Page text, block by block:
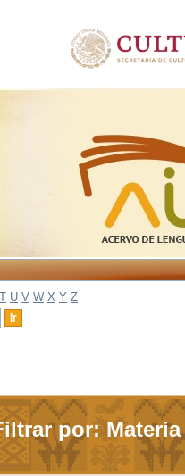
T U V W X Y Z
por: Materia